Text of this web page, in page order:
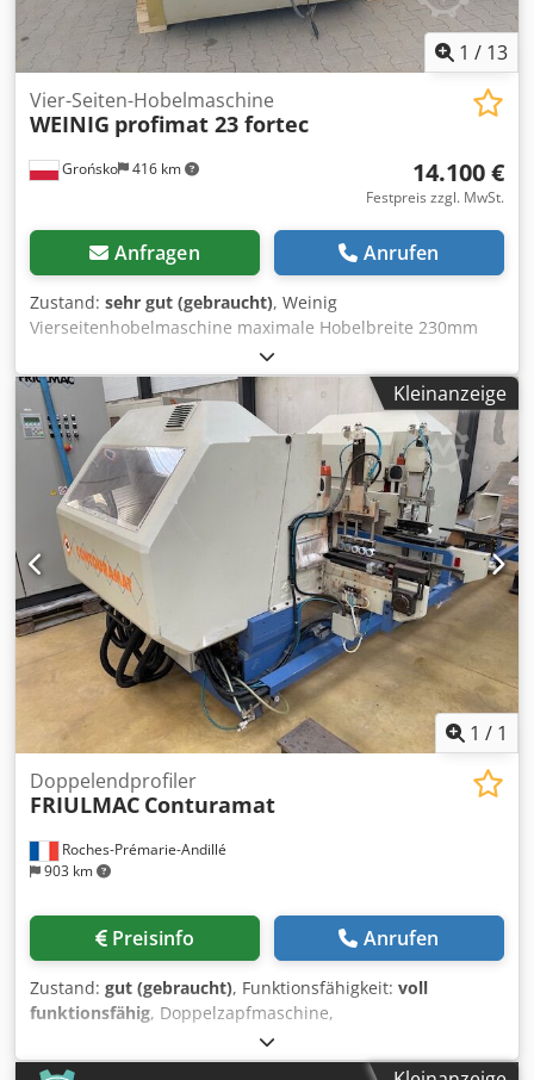
1 / 13
Grońsko 416 km
Vier-Seiten-Hobelmaschine
WEINIG profimat 23 fortec
14.100 €
Festpreis zzgl. MwSt.
Anfragen Anrufen
Zustand: sehr gut (gebraucht), Weinig
Vierseitenhobelmaschine maximale Hobelbreite 230mm
max. Hobelhöhe 120mm Credjrigxyepfx Ah Eof 5 Köpfe,
unten-5.5KW; links und rechts-11KW, oben-11KW, unten-
5.5KW Vorschub - 4KW voll einstellbare Köpfe elektrisch
verstellbar nach oben und unten und Hobelbreite 40mm
Spindeln Vorschub über kardanische Rollen, stufenlos
einstellbar robuste WEINIG-Hobelmaschine,
Maschinenlänge 415 cm Maschine geprüft im
Originalzustand
Kleinanzeige
1 / 1
Roches-Prémarie-Andillé
903 km
Doppelendprofiler
FRIULMAC Conturamat
Preisinfo Anrufen
Zustand: gut (gebraucht), Funktionsfähigkeit: voll
funktionsfähig, Doppelzapfmaschine,
Doppellochbohrmaschine, schrittweise Ausgestattet mit:
Codpfx Ahjw A A E Ie Esrf 1+1 Sägen 1+1 Fräsaggregat 1+1